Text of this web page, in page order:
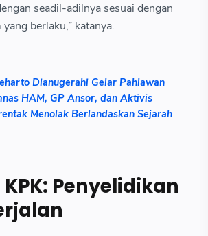
seadil-adilnya sesuai dengan
berlaku,” katanya.
Dianugerahi Gelar Pahlawan
HAM, GP Ansor, dan Aktivis
Menolak Berlandaskan Sejarah
Penyelidikan